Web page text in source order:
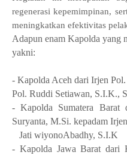
regenerasi kepemimpinan,
meningkatkan efektivitas
Adapun enam Kapolda yang
yakni:
- Kapolda Aceh dari Irjen
Pol. Ruddi Setiawan, S.I.K.,
-Kapolda Sumatera
Suryanta, M.Si. kepadam
Jati wiyonoAbadhy, S.I.K
- Kapolda Jawa Barat dari